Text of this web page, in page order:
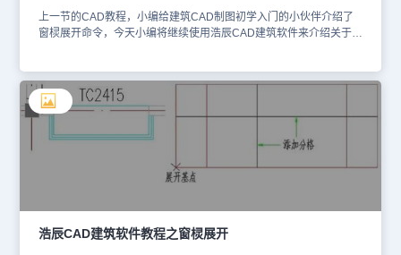
上一节的CAD教程，小编给建筑CAD制图初学入门的小伙伴介绍了
窗棂展开命令，今天小编将继续使用浩辰CAD建筑软件来介绍关于窗
王。窗棂映射用于把门窗立面展开图上由用户定义的立面窗棂分格
线，在目标门窗上按默认尺寸映射，在目标门窗上更新为用户定义的
三维窗棂分格效果。建筑设计→门窗→门窗工具→窗棂映射(CLYS)
目标门窗(可多选)，以回车结束；提示：空选择则恢复原始默认的窗
框。选择待映射的棱线: 选择用户定义的窗棂分格线，空回车放弃映
射选择待映射的棱线: 回车结束选择基点<退出>: 在展开图上点取窗棂
1.经过窗棂映射后，带有窗棂的窗如果后来修改了窗框尺寸，窗棂不
会按比例缩放大小，而是从基点开始保持原尺寸，窗棂超出窗框时，
超出部分被截断。2.构成带形窗(转角窗)的各窗段是一次分段展开
浩辰CAD建筑软件教程之窗棂展开